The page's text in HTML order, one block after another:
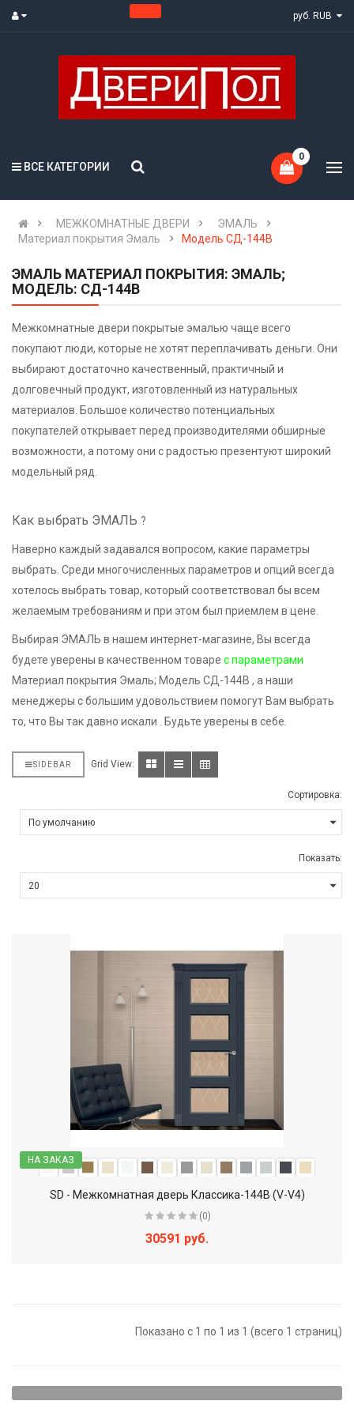
ВСЕ КАТЕГОРИИ
0
МЕЖКОМНАТНЫЕ ДВЕРИ
ЭМАЛЬ
Материал покрытия Эмаль
Модель СД-144В
ЭМАЛЬ МАТЕРИАЛ ПОКРЫТИЯ: ЭМАЛЬ;
МОДЕЛЬ: СД-144В
Межкомнатные двери покрытые эмалью чаще всего
покупают люди, которые не хотят переплачивать деньги. Они
выбирают достаточно качественный, практичный и
долговечный продукт, изготовленный из натуральных
материалов. Большое количество потенциальных
покупателей открывает перед производителями обширные
возможности, а потому они с радостью презентуют широкий
модельный ряд.
Как выбрать ЭМАЛЬ ?
Наверно каждый задавался вопросом, какие параметры
выбрать. Среди многочисленных параметров и опций всегда
хотелось выбрать товар, который соответствовал бы всем
желаемым требованиям и при этом был приемлем в цене.
Выбирая ЭМАЛЬ в нашем интернет-магазине, Вы всегда
будете уверены в качественном товаре с параметрами
Материал покрытия Эмаль; Модель СД-144В , а наши
менеджеры с большим удовольствием помогут Вам выбрать
то, что Вы так давно искали . Будьте уверены в себе.
SIDEBAR Grid View:
Сортировка:
Показать:
НА ЗАКАЗ
SD - Межкомнатная дверь Классика-144В (V-V4)
(0)
30591 руб.
Показано с 1 по 1 из 1 (всего 1 страниц)